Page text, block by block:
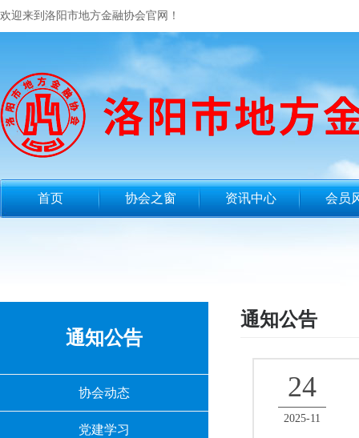
欢迎来到洛阳市地方金融协会官网！
首页 协会之窗 资讯中心 会员
通知公告
协会动态
党建学习
通知公告
24
2025-11